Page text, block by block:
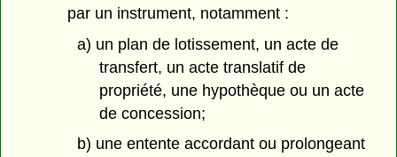
par un instrument, notamment :
a) un plan de lotissement, un acte de
transfert, un acte translatif de
propriété, une hypothèque ou un acte
de concession;
b) une entente accordant ou prolongeant